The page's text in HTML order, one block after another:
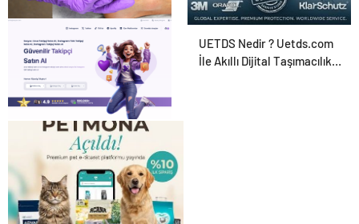
Ortopodoloji İle Diyabetik
Ayak Yarası Tedavisi
UETDS Nedir ? Uetds.com
İle Akıllı Dijital Taşımacılık
Sosyox, Sosyal Medyada
Büyümenin Güvenilir Adresi
Olarak Öne Çıkıyor